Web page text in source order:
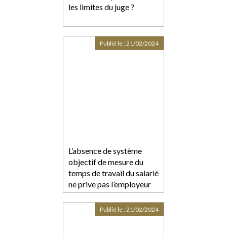
les limites du juge ?
L’absence de système
objectif de mesure du
temps de travail du salarié
ne prive pas l’employeur
du débat contradictoire
Publié le :21/02/2024
Publié le :21/02/2024